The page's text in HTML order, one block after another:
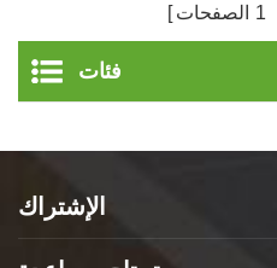
1 الصفحات
فئات
الإشتراك